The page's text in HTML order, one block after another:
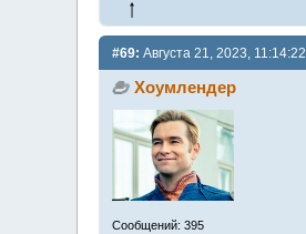
#69: Августа 21, 2023, 11:14:22
Хоумлендер
Сообщений: 395